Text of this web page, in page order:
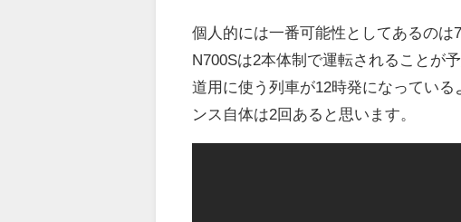
個人的には一番可能性としてあるのは
N700Sは2本体制で運転されることが
道用に使う列車が12時発になってい
ンス自体は2回あると思います。